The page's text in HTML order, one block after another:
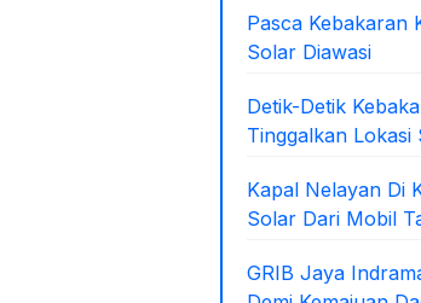
o
o
k
p
p
Pasca Kebakaran
Solar Diawasi
Detik-Detik
Tinggalkan Lokasi
Kapal Nelayan Di
Solar Dari Mobil
GRIB Jaya